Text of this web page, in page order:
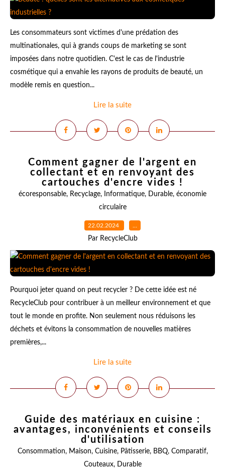
Les consommateurs sont victimes d'une prédation des
multinationales, qui à grands coups de marketing se sont
imposées dans notre quotidien. C'est le cas de l'industrie
cosmétique qui a envahie les rayons de produits de beauté, un
modèle remis en question...
Lire la suite
Comment gagner de l'argent en
collectant et en renvoyant des
cartouches d'encre vides !
écoresponsable, Recyclage, Informatique, Durable, économie
circulaire
22.02.2024 …
Par RecycleClub
Pourquoi jeter quand on peut recycler ? De cette idée est né
RecycleClub pour contribuer à un meilleur environnement et que
tout le monde en profite. Non seulement nous réduisons les
déchets et évitons la consommation de nouvelles matières
premières,...
Lire la suite
Guide des matériaux en cuisine :
avantages, inconvénients et conseils
d'utilisation
Consommation, Maison, Cuisine, Pâtisserie, BBQ, Comparatif,
Couteaux, Durable